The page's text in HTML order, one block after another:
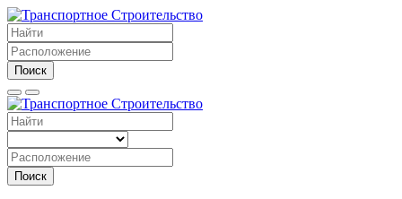
Поиск
Поиск